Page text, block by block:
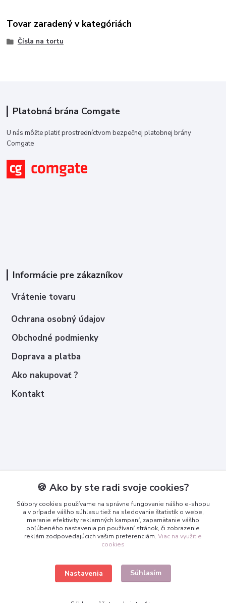
Tovar zaradený v kategóriách
Čísla na tortu
Platobná brána Comgate
U nás môžte platiť prostredníctvom bezpečnej platobnej brány
Comgate
Informácie pre zákazníkov
Vrátenie tovaru
Ochrana osobný údajov
Obchodné podmienky
Doprava a platba
Ako nakupovať ?
Kontakt
+421 950 365 567
info@3dcko.sk
www.3dcko.sk
🍪 Ako by ste radi svoje cookies?
Súbory cookies používame na správne fungovanie nášho e-shopu
a v prípade vášho súhlasu tiež na sledovanie štatistík o webe,
meranie efektivity reklamných kampaní, zapamätanie vášho
obľúbeného nastavenia pri používaní stránok, či zobrazenie
reklám zodpovedajúcich vašim preferenciám. Viac na využitie
cookies
Nastavenia Súhlasím